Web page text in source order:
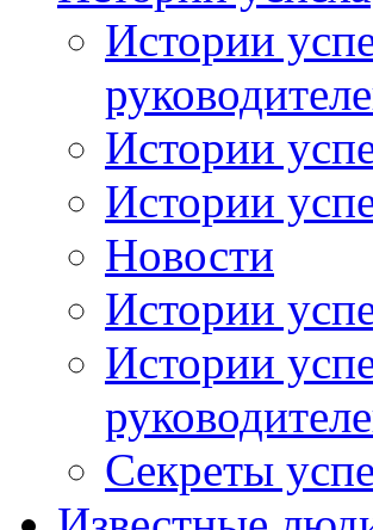
Истории
Истории
Истории
Новости
Истории
Истории
Секреты